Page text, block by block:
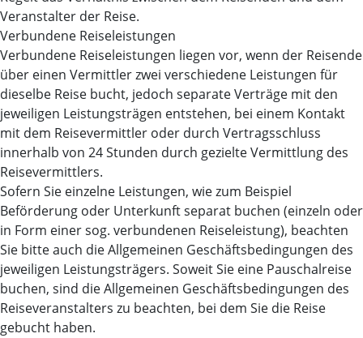
Veranstalter der Reise.
Verbundene Reiseleistungen
Verbundene Reiseleistungen liegen vor, wenn der Reisende
über einen Vermittler zwei verschiedene Leistungen für
dieselbe Reise bucht, jedoch separate Verträge mit den
jeweiligen Leistungsträgen entstehen, bei einem Kontakt
mit dem Reisevermittler oder durch Vertragsschluss
innerhalb von 24 Stunden durch gezielte Vermittlung des
Reisevermittlers.
Sofern Sie einzelne Leistungen, wie zum Beispiel
Beförderung oder Unterkunft separat buchen (einzeln oder
in Form einer sog. verbundenen Reiseleistung), beachten
Sie bitte auch die Allgemeinen Geschäftsbedingungen des
jeweiligen Leistungsträgers. Soweit Sie eine Pauschalreise
buchen, sind die Allgemeinen Geschäftsbedingungen des
Reiseveranstalters zu beachten, bei dem Sie die Reise
gebucht haben.